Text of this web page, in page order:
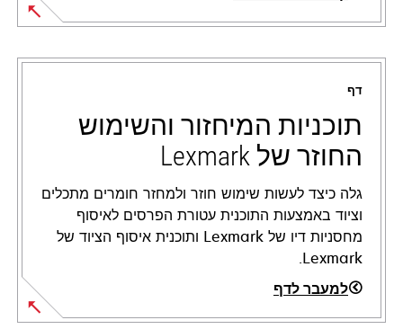
opens
in
new
tab
דף
תוכניות המיחזור והשימוש
החוזר של Lexmark
גלה כיצד לעשות שימוש חוזר ולמחזר חומרים מתכלים
וציוד באמצעות התוכנית עטורת הפרסים לאיסוף
מחסניות דיו של Lexmark ותוכנית איסוף הציוד של
Lexmark.
למעבר לדף